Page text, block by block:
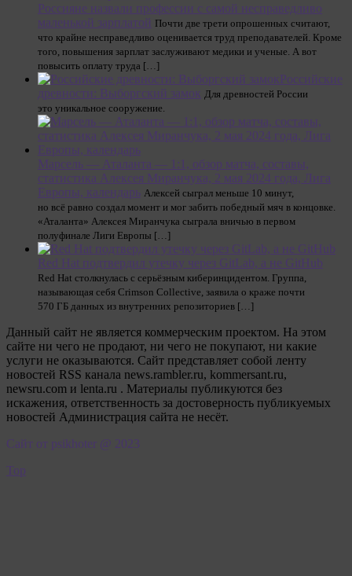
Россияне назвали профессии с самой несправедливо
маленькой зарплатой Почти две трети опрошенных считают,
что крайне несправедливо оценивается труд преподавателей. Кроме
того, повышения зарплат заслуживают медики и ученые. А вот
повысить оплату труда […]
Российские
древности: Выборгский замок Для древностей России
это уникальное сооружение.
Марсель — Аталанта — 1:1, обзор матча, составы,
статистика Алексея Миранчука, 2 мая 2024 года, Лига
Европы, календарь Алексей сыграл меньше 10 минут,
но всё равно создал момент и мог забить победный мяч в концовке.
«Аталанта» Алексея Миранчука сыграла вничью в первом
полуфинале Лиги Европы […]
Red Hat подтвердил утечку через GitLab, а не GitHub
Red Hat столкнулась с серьёзным киберинцидентом. Группа,
называющая себя Crimson Collective, заявила о краже почти
570 ГБ данных из внутренних репозиториев […]
Данный сайт не является коммерческим проектом. На этом
сайте ни чего не продают, ни чего не покупают, ни какие
услуги не оказываются. Сайт представляет собой ленту
новостей RSS канала news.rambler.ru, kommersant.ru,
newsru.com и lenta.ru . Материалы публикуются без
искажения, ответственность за достоверность публикуемых
новостей Администрация сайта не несёт.
Сайт от psikhoter @ 2023
Top